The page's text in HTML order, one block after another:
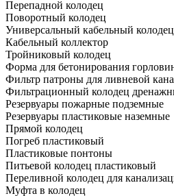
Перепадной колодец
Поворотный колодец
Универсальный кабельный колодец
Кабельный коллектор
Тройниковый колодец
Форма для бетонирования
Фильтр патроны для ливневой
Фильтрационный колодец
Резервуары пожарные подземные
Резервуары пластиковые наземные
Прямой колодец
Погреб пластиковый
Пластиковые понтоны
Питьевой колодец пластиковый
Переливной колодец для
Муфта в колодец